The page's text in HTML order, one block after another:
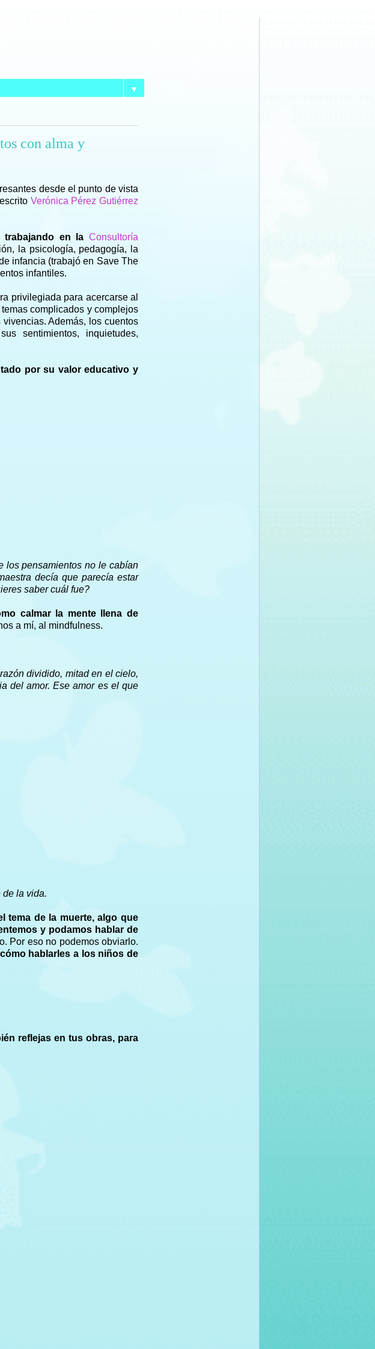
▼
con alma y
desde el punto de vista
Verónica Pérez Gutiérrez
trabajando en la Consultoría
la psicología, pedagogía, la
infancia (trabajó en Save The
infantiles.
privilegiada para acercarse al
complicados y complejos
Además, los cuentos
sentimientos, inquietudes,
por su valor educativo y
los pensamientos no le cabían
decía que parecía estar
saber cuál fue?
calmar la mente llena de
a mí, al mindfulness.
dividido, mitad en el cielo,
del amor. Ese amor es el que
de la vida.
tema de la muerte, algo que
y podamos hablar de
Por eso no podemos obviarlo.
hablarles a los niños de
reflejas en tus obras, para